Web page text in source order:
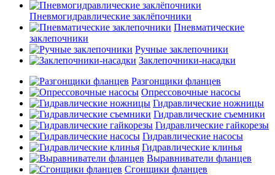
Пневмогидравлические заклёпочники
Пневматические
заклепочники
Ручные заклепочники
Заклепочники-насадки
Разгонщики фланцев
Опрессовочные насосы
Гидравлические ножницы
Гидравлические съемники
Гидравлические гайкорезы
Гидравлические насосы
Гидравлические клинья
Выравниватели фланцев
Сгонщики фланцев